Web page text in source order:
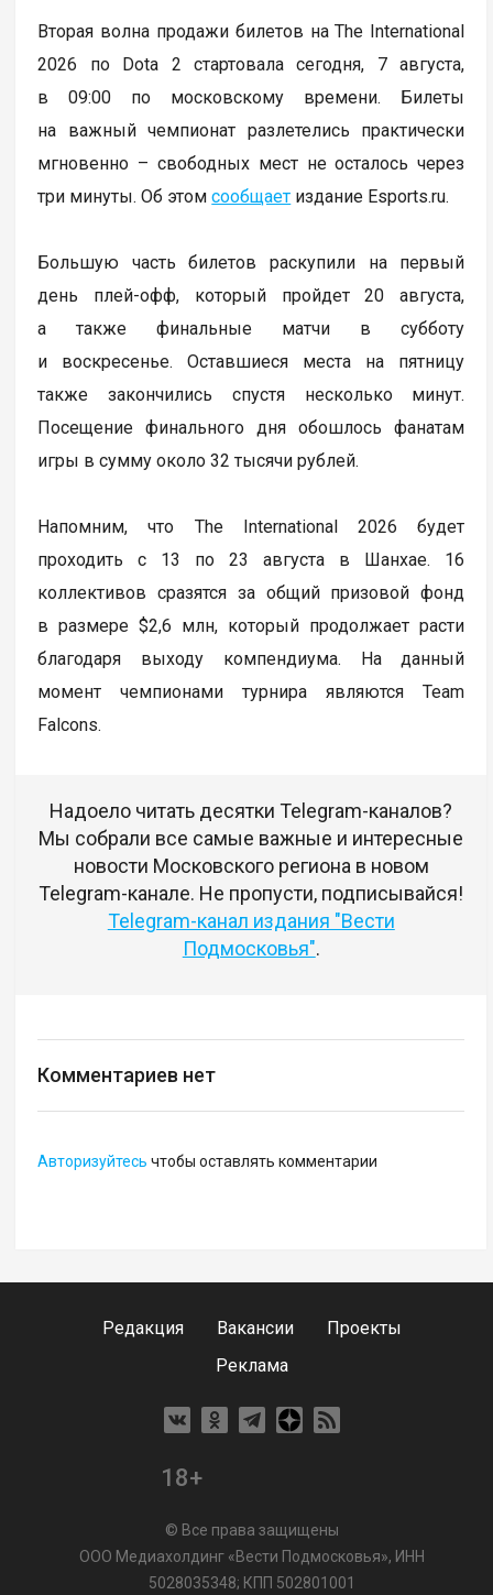
Вторая волна продажи билетов на The International
2026 по Dota 2 стартовала сегодня, 7 августа,
в 09:00 по московскому времени. Билеты
на важный чемпионат разлетелись практически
мгновенно – свободных мест не осталось через
три минуты. Об этомсообщает издание Esports.ru.
Большую часть билетов раскупили на первый
день плей-офф, который пройдет 20 августа,
а также финальные матчи в субботу
и воскресенье. Оставшиеся места на пятницу
также закончились спустя несколько минут.
Посещение финального дня обошлось фанатам
игры в сумму около 32 тысячи рублей.
Напомним, что The International 2026 будет
проходить с 13 по 23 августа в Шанхае. 16
коллективов сразятся за общий призовой фонд
в размере $2,6 млн, который продолжает расти
благодаря выходу компендиума. На данный
момент чемпионами турнира являются Team
Falcons.
Надоело читать десятки Telegram-каналов?
Мы собрали все самые важные и интересные
новости Московского региона в новом
Telegram-канале. Не пропусти, подписывайся!
Telegram-канал издания "Вести
Подмосковья".
Комментариев нет
Авторизуйтесь чтобы оставлять комментарии
Редакция Вакансии
Проекты
Реклама
18+
© Все права защищены
ООО Медиахолдинг «Вести Подмосковья», ИНН
5028035348; КПП 502801001